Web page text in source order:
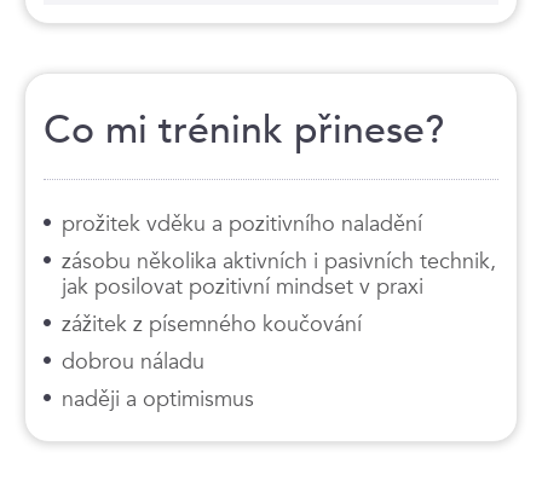
Co mi trénink přinese?
prožitek vděku a pozitivního naladění
zásobu několika aktivních i pasivních technik,
jak posilovat pozitivní mindset v praxi
zážitek z písemného koučování
dobrou náladu
naději a optimismus